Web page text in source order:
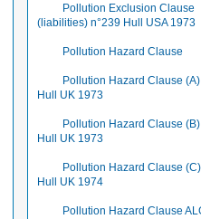
Pollution Exclusion Clause
(liabilities) n°239 Hull USA 1973
Pollution Hazard Clause
Pollution Hazard Clause
Hull UK 1973
Pollution Hazard Clause
Hull UK 1973
Pollution Hazard Clause
Hull UK 1974
Pollution Hazard Clause